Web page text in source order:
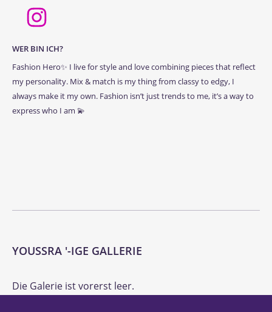
WER BIN ICH?
Fashion Hero✨ I live for style and love combining pieces that reflect
my personality. Mix & match is my thing from classy to edgy, I
always make it my own. Fashion isn’t just trends to me, it’s a way to
express who I am 💫
YOUSSRA '-IGE GALLERIE
Die Galerie ist vorerst leer.